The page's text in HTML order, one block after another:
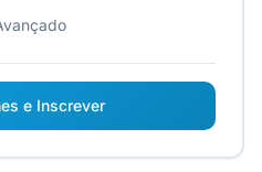
e Inscrever